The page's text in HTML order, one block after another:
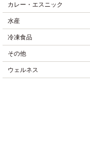
カレー・エスニック
水産
冷凍食品
その他
ウェルネス